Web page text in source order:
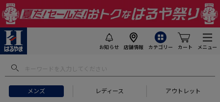
お知らせ 店舗情報 カテゴリー カート メニュー
メンズ レディース アウトレット